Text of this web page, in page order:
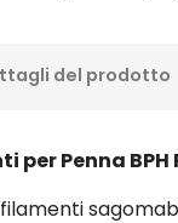
del prodotto
per Penna